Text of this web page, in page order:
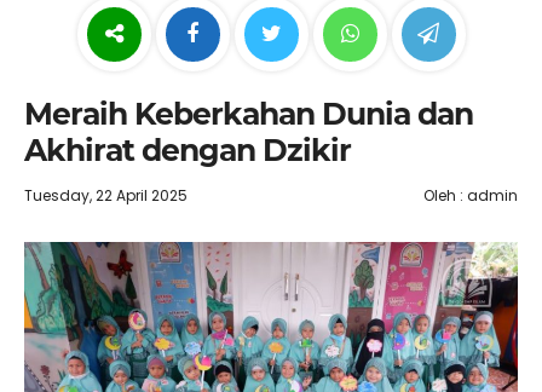
Meraih Keberkahan Dunia dan
Akhirat dengan Dzikir
Tuesday, 22 April 2025 Oleh : admin